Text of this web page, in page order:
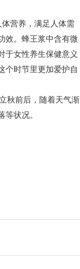
营养，满足人体需
效。蜂王浆中含有微
于女性养生保健意义
个时节里更加爱护自
秋前后，随着天气渐
状况。